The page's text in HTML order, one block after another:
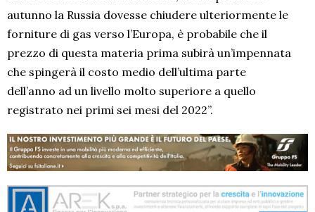
autunno la Russia dovesse chiudere ulteriormente le
forniture di gas verso l’Europa, è probabile che il
prezzo di questa materia prima subirà un’impennata
che spingerà il costo medio dell’ultima parte
dell’anno ad un livello molto superiore a quello
registrato nei primi sei mesi del 2022”.